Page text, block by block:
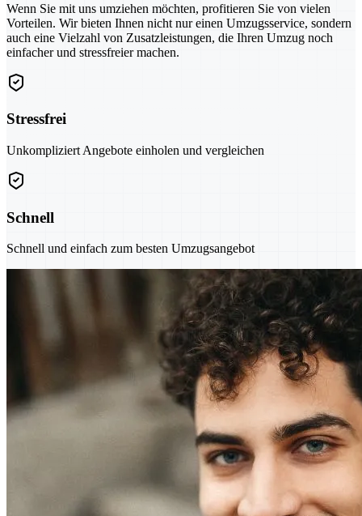
Wenn Sie mit uns umziehen möchten, profitieren Sie von vielen
Vorteilen. Wir bieten Ihnen nicht nur einen Umzugsservice, sondern
auch eine Vielzahl von Zusatzleistungen, die Ihren Umzug noch
einfacher und stressfreier machen.
Stressfrei
Unkompliziert Angebote einholen und vergleichen
Schnell
Schnell und einfach zum besten Umzugsangebot